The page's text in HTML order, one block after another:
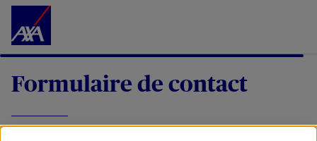
Accéder au Contenu
Formulaire de contact